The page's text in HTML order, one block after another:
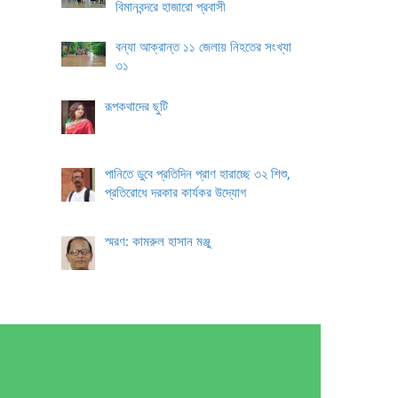
বিমানবন্দরে হাজারো প্রবাসী
বন্যা আক্রান্ত ১১ জেলায় নিহতের সংখ্যা
৩১
রূপকথাদের ছুটি
পানিতে ডুবে প্রতিদিন প্রাণ হারাচ্ছে ৩২ শিশু,
প্রতিরোধে দরকার কার্যকর উদ্যোগ
স্মরণ: কামরুল হাসান মঞ্জু